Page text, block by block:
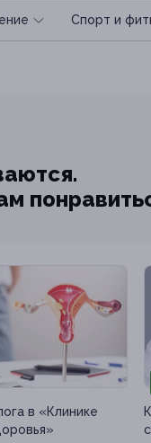
Спoрт и
в «Клинике